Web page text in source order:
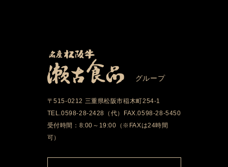
グループ
〒515-0212 三重県松阪市稲木町254-1
TEL.0598-28-2428（代）FAX.0598-28-5450
受付時間：8:00～19:00（※FAXは24時間
可）